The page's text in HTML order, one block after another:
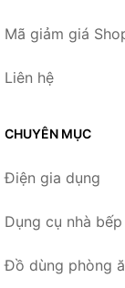
Mã giảm giá
Liên hệ
CHUYÊN MỤC
Điện gia dụng
Dụng cụ nhà bếp
Đồ dùng phòng